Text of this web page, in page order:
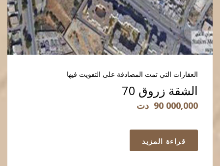
العقارات التي تمت المصادقة على التفويت فيها
الشقة زروق 70
90 000,000 دت
قراءة المزيد